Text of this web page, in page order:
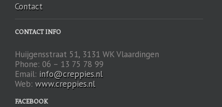
Contact
CONTACT INFO
Huijgensstraat 51, 3131 WK Vlaardingen
Phone: 06 – 13 75 78 99
Email: info@creppies.nl
Web: www.creppies.nl
FACEBOOK